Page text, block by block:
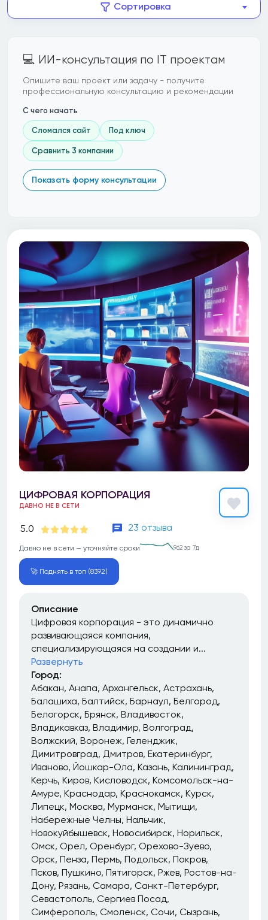
Сортировка
💻 ИИ-консультация по IT проектам
Опишите ваш проект или задачу - получите
профессиональную консультацию и рекомендации
С чего начать
Сломался сайт Под ключ
Сравнить 3 компании
Показать форму консультации
ЦИФРОВАЯ КОРПОРАЦИЯ
ДАВНО НЕ В СЕТИ
5.0 23 отзыва
Давно не в сети — уточняйте сроки 962 за 7д
🚀 Поднять в топ (8392)
Описание
Цифровая корпорация - это динамично
развивающаяся компания,
специализирующаяся на создании и...
Развернуть
Город:
Абакан Анапа Архангельск Астрахань
Балашиха Балтийск Барнаул Белгород
Белогорск Брянск Владивосток
Владикавказ Владимир Волгоград
Волжский Воронеж Геленджик
Димитровград Дмитров Екатеринбург
Иваново Йошкар-Ола Казань Калининград
Керчь Киров Кисловодск Комсомольск-на-
Амуре Краснодар Краснокамск Курск
Липецк Москва Мурманск Мытищи
Набережные Челны Нальчик
Новокуйбышевск Новосибирск Норильск
Омск Орел Оренбург Орехово-Зуево
Орск Пенза Пермь Подольск Покров
Псков Пушкино Пятигорск Ржев Ростов-на-
Дону Рязань Самара Санкт-Петербург
Севастополь Сергиев Посад
Симферополь Смоленск Сочи Сызрань